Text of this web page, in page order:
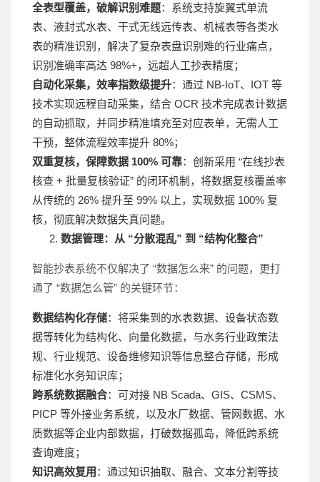
全表型覆盖，破解识别难题：系统支持旋翼式单流
表、液封式水表、干式无线远传表、机械表等各类水
表的精准识别，解决了复杂表盘识别难的行业痛点，
识别准确率高达 98%+，远超人工抄表精度；
自动化采集，效率指数级提升：通过 NB-IoT、IOT 等
技术实现远程自动采集，结合 OCR 技术完成表计数据
的自动抓取，并同步精准填充至对应表单，无需人工
干预，整体流程效率提升 80%；
双重复核，保障数据 100% 可靠：创新采用 “在线抄表
核查 + 批量复核验证” 的闭环机制，将数据复核覆盖率
从传统的 26% 提升至 99% 以上，实现数据 100% 复
核，彻底解决数据失真问题。
数据管理：从 “分散混乱” 到 “结构化整合”
智能抄表系统不仅解决了 “数据怎么来” 的问题，更打
通了 “数据怎么管” 的关键环节：
数据结构化存储：将采集到的水表数据、设备状态数
据等转化为结构化、向量化数据，与水务行业政策法
规、行业规范、设备维修知识等信息整合存储，形成
标准化水务知识库；
跨系统数据融合：可对接 NB Scada、GIS、CSMS、
PICP 等外接业务系统，以及水厂数据、管网数据、水
质数据等企业内部数据，打破数据孤岛，降低跨系统
查询难度；
知识高效复用 ：通过知识抽取、融合、文本分割等技